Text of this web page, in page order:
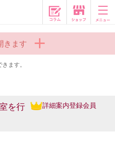
コラム
きます
ます。
を行
詳細案内登録会員